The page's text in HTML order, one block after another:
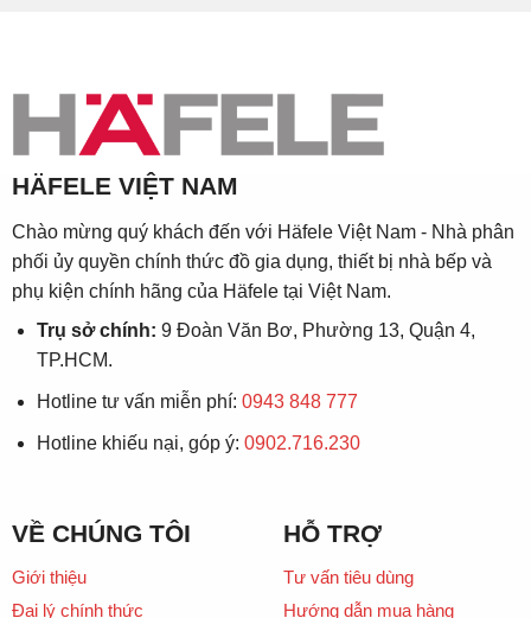
HÄFELE VIỆT NAM
Chào mừng quý khách đến với Häfele Việt Nam - Nhà phân
phối ủy quyền chính thức đồ gia dụng, thiết bị nhà bếp và
phụ kiện chính hãng của Häfele tại Việt Nam.
Trụ sở chính: 9 Đoàn Văn Bơ, Phường 13, Quận 4,
TP.HCM.
Hotline tư vấn miễn phí: 0943 848 777
Hotline khiếu nại, góp ý: 0902.716.230
VỀ CHÚNG TÔI
Giới thiệu
Đại lý chính thức
HỖ TRỢ
Tư vấn tiêu dùng
Hướng dẫn mua hàng